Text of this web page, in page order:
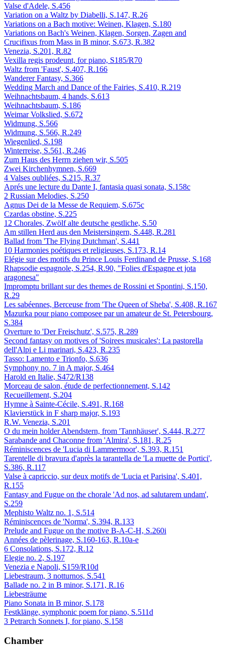
Valse d'Adele, S.456
Variation on a Waltz by Diabelli, S.147, R.26
Variations on a Bach motive: Weinen, Klagen, S.180
Variations on Bach's Weinen, Klagen, Sorgen, Zagen and
Crucifixus from Mass in B minor, S.673, R.382
Venezia, S.201, R.82
Vexilla regis prodeunt, for piano, S185/R70
Waltz from 'Faust', S.407, R.166
Wanderer Fantasy, S.366
Wedding March and Dance of the Fairies, S.410, R.219
Weihnachtsbaum, 4 hands, S.613
Weihnachtsbaum, S.186
Weimar Volkslied, S.672
Widmung, S.566
Widmung, S.566, R.249
Wiegenlied, S.198
Winterreise, S.561, R.246
Zum Haus des Herrn ziehen wir, S.505
Zwei Kirchenhymnen, S.669
4 Valses oubliées, S.215, R.37
Aprés une lecture du Dante I, fantasia quasi sonata, S.158c
2 Russian Melodies, S.250
Agnus Dei de la Messe de Requiem, S.675c
Czardas obstine, S.225
12 Chorales, Zwölf alte deutsche gestliche, S.50
Am stillen Herd aus den Meistersingern, S.448, R.281
Ballad from 'The Flying Dutchman', S.441
10 Harmonies poétiques et religieuses, S.173, R.14
Elégie sur des motifs du Prince Louis Ferdinand de Prusse, S.168
Rhapsodie espagnole, S.254, R.90, "Folies d'Espagne et jota
aragonesa"
Impromptu brillant sur des themes de Rossini et Spontini, S.150,
R.29
Les sabéennes, Berceuse from 'The Queen of Sheba', S.408, R.167
Mazurka pour piano composee par un amateur de St. Petersbourg,
S.384
Overture to 'Der Freischutz', S.575, R.289
Second fantasy on motives of 'Soirees musicales': La pastorella
dell'Alpi e Li marinari, S.423, R.235
Tasso: Lamento e Trionfo, S.636
Symphony no. 7 in A major, S.464
Harold en Italie, S472/R138
Morceau de salon, étude de perfectionnement, S.142
Recueillement, S.204
Hymne à Sainte-Cécile, S.491, R.168
Klavierstück in F sharp major, S.193
R.W. Venezia, S.201
O du mein holder Abendstern, from 'Tannhäuser', S.444, R.277
Sarabande and Chaconne from 'Almira', S.181, R.25
Réminiscences de 'Lucia di Lammermoor', S.393, R.151
Tarentelle di bravura d'après la tarantella de 'La muette de Portici',
S.386, R.117
Valse à capriccio, sur deux motifs de 'Lucia et Parisina', S.401,
R.155
Fantasy and Fugue on the chorale 'Ad nos, ad salutarem undam',
S.259
Mephisto Waltz no. 1, S.514
Réminiscences de 'Norma', S.394, R.133
Prelude and Fugue on the motive B-A-C-H, S.260i
Années de pèlerinage, S.160-163, R.10a-e
6 Consolations, S.172, R.12
Elegie no. 2, S.197
Venezia e Napoli, S159/R10d
Liebestraum, 3 notturnos, S.541
Ballade no. 2 in B minor, S.171, R.16
Liebesträume
Piano Sonata in B minor, S.178
Festklänge, symphonic poem for piano, S.511d
3 Petrarch Sonnets I, for piano, S.158
Chamber